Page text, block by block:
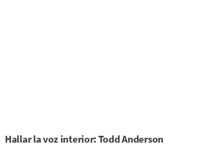
Hallar la voz interior: Todd Anderson